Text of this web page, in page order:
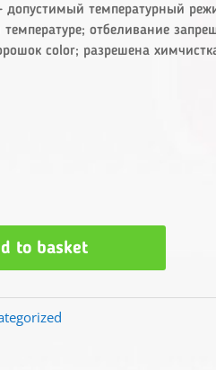
допустимый температурный
отбеливание
color; разрешена
to basket